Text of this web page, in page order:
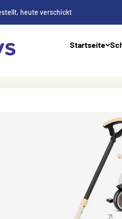
heute verschickt
Startseite